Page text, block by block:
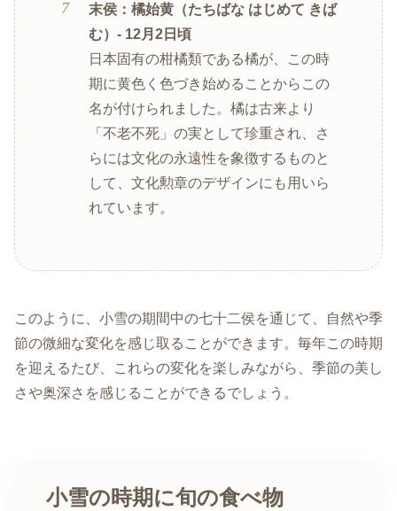
末侯：橘始黄（たちばな はじめて きば
む）- 12月2日頃
日本固有の柑橘類である橘が、この時
期に黄色く色づき始めることからこの
名が付けられました。橘は古来より
「不老不死」の実として珍重され、さ
らには文化の永遠性を象徴するものと
して、文化勲章のデザインにも用いら
れています。
このように、小雪の期間中の七十二侯を通じて、自然や季
節の微細な変化を感じ取ることができます。毎年この時期
を迎えるたび、これらの変化を楽しみながら、季節の美し
さや奥深さを感じることができるでしょう。
小雪の時期に旬の食べ物